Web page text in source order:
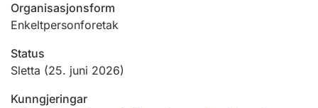
Tinglysing
Jeger
Organisasjonsform
Enkeltpersonforetak
Status
Sletta (25. juni 2026)
Kunngjeringar